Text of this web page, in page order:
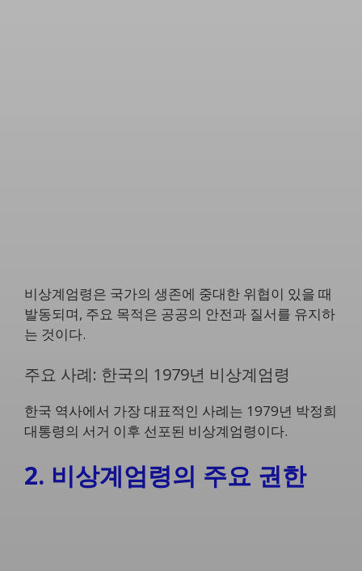
비상계엄령은 국가의 생존에 중대한 위협이 있을 때
발동되며, 주요 목적은 공공의 안전과 질서를 유지하
는 것이다.
주요 사례: 한국의 1979년 비상계엄령
한국 역사에서 가장 대표적인 사례는 1979년 박정희
대통령의 서거 이후 선포된 비상계엄령이다.
2. 비상계엄령의 주요 권한